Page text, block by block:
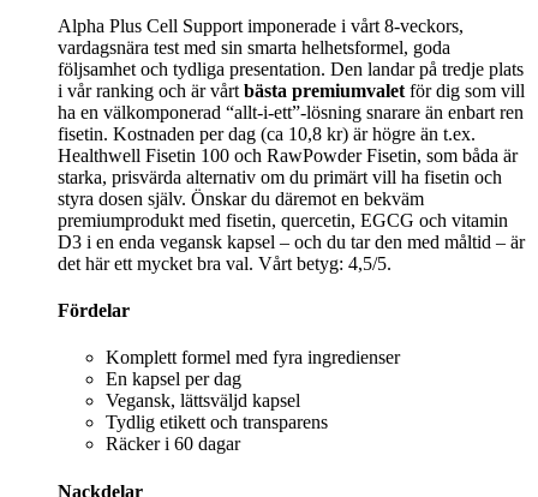
Alpha Plus Cell Support imponerade i vårt 8‑veckors,
vardagsnära test med sin smarta helhetsformel, goda
följsamhet och tydliga presentation. Den landar på tredje plats
i vår ranking och är vårt bästa premiumvalet för dig som vill
ha en välkomponerad “allt‑i‑ett”-lösning snarare än enbart ren
fisetin. Kostnaden per dag (ca 10,8 kr) är högre än t.ex.
Healthwell Fisetin 100 och RawPowder Fisetin, som båda är
starka, prisvärda alternativ om du primärt vill ha fisetin och
styra dosen själv. Önskar du däremot en bekväm
premiumprodukt med fisetin, quercetin, EGCG och vitamin
D3 i en enda vegansk kapsel – och du tar den med måltid – är
det här ett mycket bra val. Vårt betyg: 4,5/5.
Fördelar
Komplett formel med fyra ingredienser
En kapsel per dag
Vegansk, lättsväljd kapsel
Tydlig etikett och transparens
Räcker i 60 dagar
Nackdelar